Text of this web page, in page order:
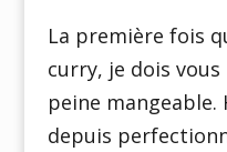
La première fois
curry, je dois vous
peine mangeable.
depuis